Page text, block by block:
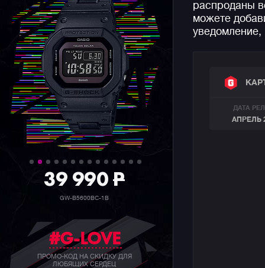
39 990P
GW-B5600BC-1B
#G-LOVE
ПРОМО-КОД НА СКИДКУ ДЛЯ
ЛЮБЯЩИХ СЕРДЕЦ
распроданы
можете
уведомление,
ДАТА
АПРЕЛЬ